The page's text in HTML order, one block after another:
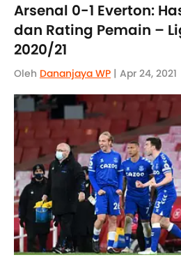
Arsenal 0-1 Everton:
dan Rating Pemain –
2020/21
Oleh Dananjaya WP | Apr 24, 2021